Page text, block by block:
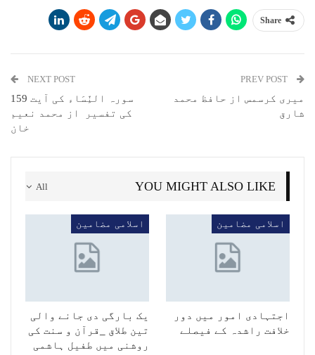
Share
میری کرسمس از حافظ محمد
شارق
NEXT POST
سورہ النِّسَاء کی آیت 159
کی تفسیر از محمد نعیم
خان
All YOU MIGHT ALSO LIKE
اسلامی مضامین
اجتہادی امور میں دور
خلافت راشدہ کے فیصلے
اسلامی مضامین
یک بارگی دی جانے والی
تین طلاق _قرآن و سنت کی
روشنی میں طفیل ہاشمی